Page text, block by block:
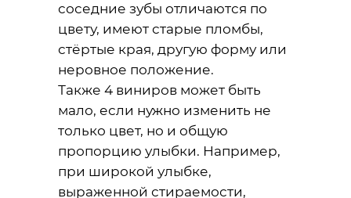
соседние зубы отличаются по
цвету, имеют старые пломбы,
стёртые края, другую форму или
неровное положение.
Также 4 виниров может быть
мало, если нужно изменить не
только цвет, но и общую
пропорцию улыбки. Например,
при широкой улыбке,
выраженной стираемости,